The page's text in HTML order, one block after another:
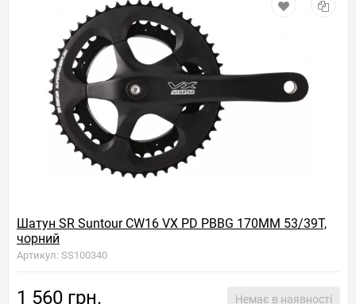
Шатун SR Suntour CW16 VX PD PBBG 170MM 53/39T,
чорний
Артикул: SS100340
1 560 грн. Немає в наявності